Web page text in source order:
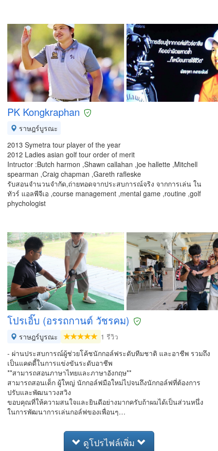
PK Kongkraphan
ราษฎร์บูรณะ
2013 Symetra tour player of the year
2012 Ladies asian golf tour order of merit
Intructor :Butch harmon ,Shawn callahan ,joe hallette ,Mitchell
spearman ,Craig chapman ,Gareth rafleske
รับสอนจำนวนจำกัด,ถ่ายทอดจากประสบการณ์จริง จากการเล่น ใน
ทัวร์ แอลพีจีเอ ,course management ,mental game ,routine ,golf
phychologist
โปรเอิ๊บ (อรรถกานต์ วัชรคม)
ราษฎร์บูรณะ
1 รีวิว
- ผ่านประสบการณ์ผู้ช่วยโค้ชนักกอล์ฟระดับทีมชาติ และอาชีพ รวมถึง
เป็นแคดดี้ในการแข่งขันระดับอาชีพ
**สามารถสอนภาษาไทยและภาษาอังกฤษ**
สามารถสอนเด็ก ผู้ใหญ่ นักกอล์ฟมือใหม่ไปจนถึงนักกอล์ฟที่ต้องการ
ปรับและพัฒนาวงสวิง
ขอบคุณที่ให้ความสนใจและยินดีอย่างมากครับถ้าผมได้เป็นส่วนหนึ่ง
ในการพัฒนาการเล่นกอล์ฟของเพื่อนๆ…
ดูโปรไฟล์เพิ่ม